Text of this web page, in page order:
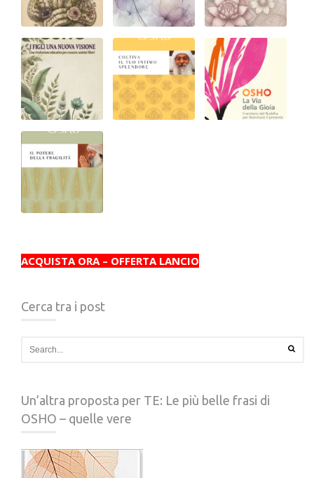
ACQUISTA ORA – OFFERTA LANCIO
Cerca tra i post
Un’altra proposta per TE: Le più belle frasi di
OSHO – quelle vere